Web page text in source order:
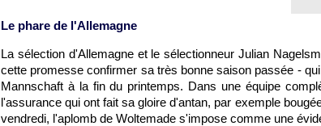
Le phare de l'Allemagne
La sélection d'Allemagne et le sélectionneur Julian
cette promesse confirmer sa très bonne saison passée -
Mannschaft à la fin du printemps. Dans une équipe
l'assurance qui ont fait sa gloire d'antan, par exemple
vendredi, l'aplomb de Woltemade s'impose comme une